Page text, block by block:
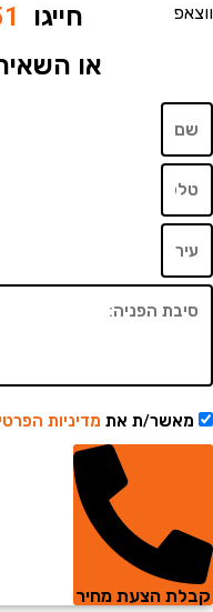
חייגו
או
מאשר/ת את מדיניות
קבלת הצעת מחיר